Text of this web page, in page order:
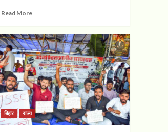
Read More
बिहार राज्य